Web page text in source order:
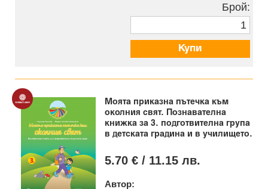
Брой:
Купи
Моята приказна пътечка към
околния свят. Познавателна
книжка за 3. подготвителна група
в детската градина и в училището.
5.70 € / 11.15 лв.
Автор: